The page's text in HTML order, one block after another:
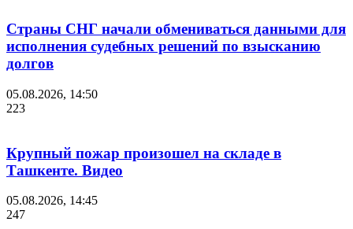
Страны СНГ начали обмениваться данными для
исполнения судебных решений по взысканию
долгов
05.08.2026, 14:50
223
Крупный пожар произошел на складе в
Ташкенте. Видео
05.08.2026, 14:45
247